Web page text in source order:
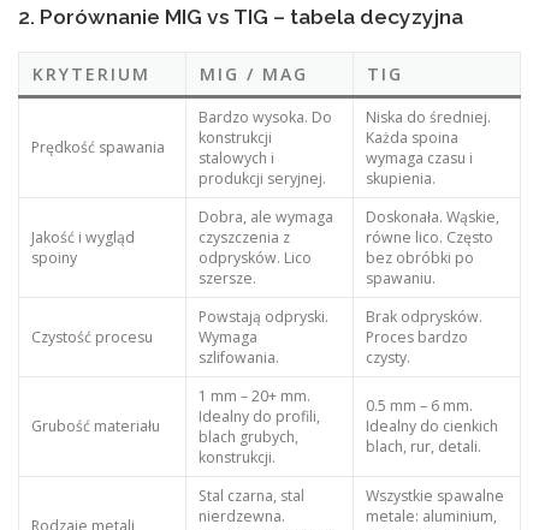
2. Porównanie MIG vs TIG – tabela decyzyjna
KRYTERIUM MIG / MAG TIG
Prędkość spawania
Bardzo wysoka. Do
konstrukcji
stalowych i
produkcji seryjnej.
Niska do średniej.
Każda spoina
wymaga czasu i
skupienia.
Jakość i wygląd
spoiny
Dobra, ale wymaga
czyszczenia z
odprysków. Lico
szersze.
Doskonała. Wąskie,
równe lico. Często
bez obróbki po
spawaniu.
Czystość procesu
Powstają odpryski.
Wymaga
szlifowania.
Brak odprysków.
Proces bardzo
czysty.
Grubość materiału
1 mm – 20+ mm.
Idealny do profili,
blach grubych,
konstrukcji.
0.5 mm – 6 mm.
Idealny do cienkich
blach, rur, detali.
Rodzaje metali
Stal czarna, stal
nierdzewna.
Wszystkie spawalne
metale: aluminium,